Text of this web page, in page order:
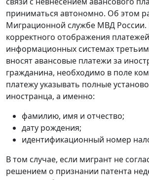
приниматься автономно. Об этом
Миграционной службе МВД России.
корректного отображения
информационных системах
вносят авансовые платежи за
гражданина, необходимо в поле
платежу указывать полные
иностранца, а именно:
фамилию, имя и отчество;
дату рождения;
идентификационный номер
В том случае, если мигрант не
решением о признании патента